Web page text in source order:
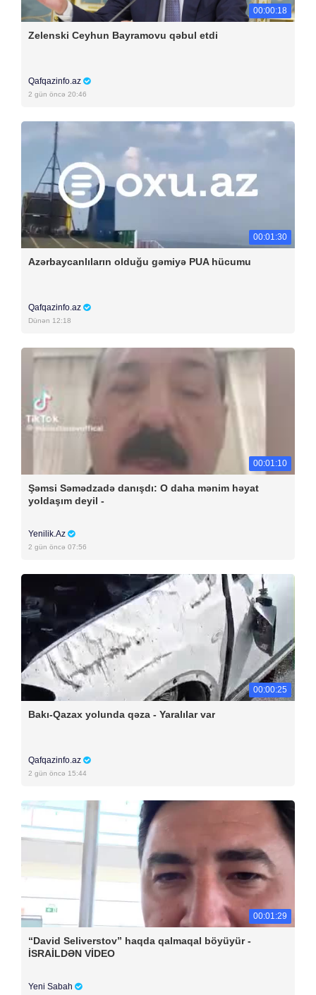
00:00:18
Zelenski Ceyhun Bayramovu qəbul etdi
Qafqazinfo.az
2 gün öncə 20:46
00:01:30
Azərbaycanlıların olduğu gəmiyə PUA hücumu
Qafqazinfo.az
Dünən 12:18
00:01:10
Şəmsi Səmədzadə danışdı: O daha mənim həyat
yoldaşım deyil -
Yenilik.Az
2 gün öncə 07:56
00:00:25
Bakı-Qazax yolunda qəza - Yaralılar var
Qafqazinfo.az
2 gün öncə 15:44
00:01:29
“David Seliverstov” haqda qalmaqal böyüyür -
İSRAİLDƏN VİDEO
Yeni Sabah